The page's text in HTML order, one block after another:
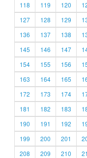
118
119 120
127
128 129
136
137 138
145
146 147
154
155 156
163
164 165
172
173 174
181
182 183
190
191 192
199
200 201
208
209 210